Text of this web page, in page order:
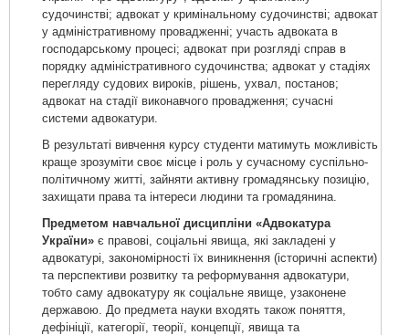
судочинстві; адвокат у кримінальному судочинстві; адвокат
у адміністративному провадженні; участь адвоката в
господарському процесі; адвокат при розгляді справ в
порядку адміністративного судочинства; адвокат у стадіях
перегляду судових вироків, рішень, ухвал, постанов;
адвокат на стадії виконавчого провадження; сучасні
системи адвокатури.
В результаті вивчення курсу студенти матимуть можливість
краще зрозуміти своє місце і роль у сучасному суспільно-
політичному житті, зайняти активну громадянську позицію,
захищати права та інтереси людини та громадянина.
Предметом навчальної дисципліни «Адвокатура
України» є правові, соціальні явища, які закладені у
адвокатурі, закономірності їх виникнення (історичні аспекти)
та перспективи розвитку та реформування адвокатури,
тобто саму адвокатуру як соціальне явище, узаконене
державою. До предмета науки входять також поняття,
дефініції, категорії, теорії, концепції, явища та